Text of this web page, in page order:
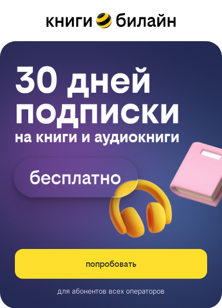
попробовать
для абонентов всех операторов